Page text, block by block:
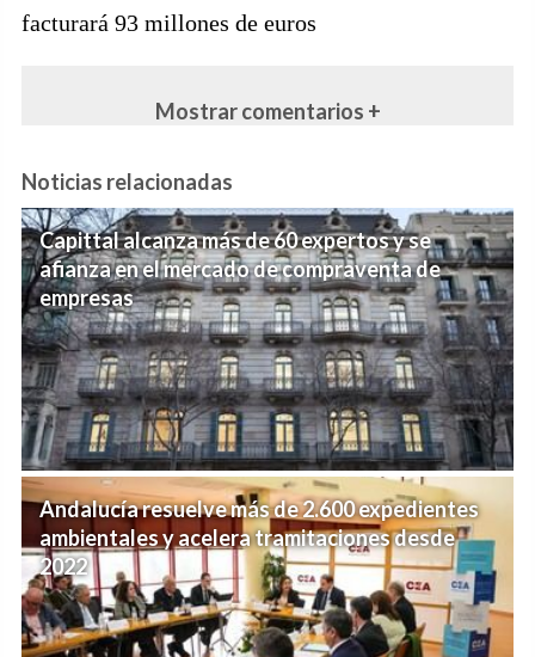
facturará 93 millones de euros
Mostrar comentarios +
Noticias relacionadas
Capittal alcanza más de 60 expertos y se
afianza en el mercado de compraventa de
empresas
Andalucía resuelve más de 2.600 expedientes
ambientales y acelera tramitaciones desde
2022